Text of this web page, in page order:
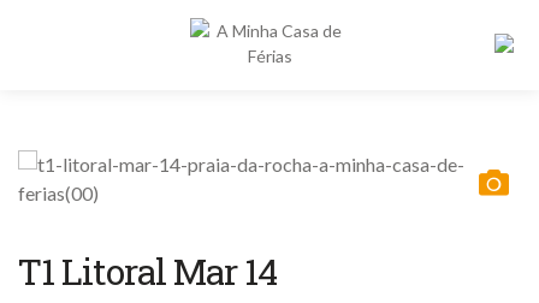
Alojamentos
Proprietários
T1 Litoral Mar 14